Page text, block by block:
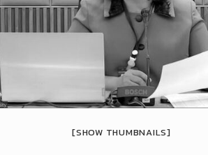
[SHOW THUMBNAILS]